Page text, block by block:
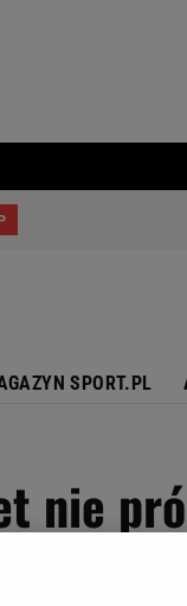
SPORT.PL
nie